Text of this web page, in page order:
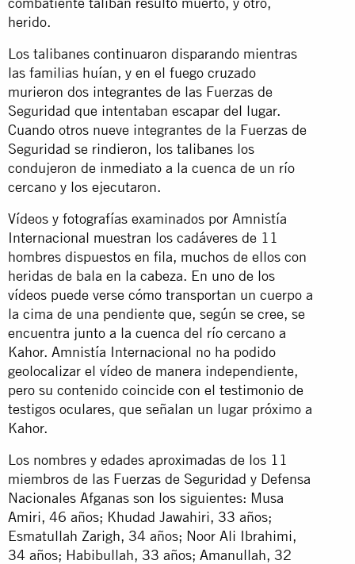
herido.
Los talibanes continuaron disparando mientras
las familias huían, y en el fuego cruzado
murieron dos integrantes de las Fuerzas de
Seguridad que intentaban escapar del lugar.
Cuando otros nueve integrantes de la Fuerzas de
Seguridad se rindieron, los talibanes los
condujeron de inmediato a la cuenca de un río
cercano y los ejecutaron.
Vídeos y fotografías examinados por Amnistía
Internacional muestran los cadáveres de 11
hombres dispuestos en fila, muchos de ellos con
heridas de bala en la cabeza. En uno de los
vídeos puede verse cómo transportan un cuerpo a
la cima de una pendiente que, según se cree, se
encuentra junto a la cuenca del río cercano a
Kahor. Amnistía Internacional no ha podido
geolocalizar el vídeo de manera independiente,
pero su contenido coincide con el testimonio de
testigos oculares, que señalan un lugar próximo a
Kahor.
Los nombres y edades aproximadas de los 11
miembros de las Fuerzas de Seguridad y Defensa
Nacionales Afganas son los siguientes: Musa
Amiri, 46 años; Khudad Jawahiri, 33 años;
Esmatullah Zarigh, 34 años; Noor Ali Ibrahimi,
34 años; Habibullah, 33 años; Amanullah, 32